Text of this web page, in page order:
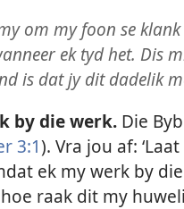
om my foon se
ek tyd het. Dis
is dat jy dit dadelik
by die werk. Die
3:1). Vra jou af:
ek my werk by
raak dit my